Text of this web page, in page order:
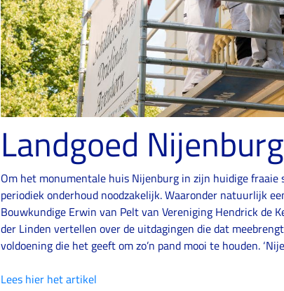
Landgoed Nijenburg
Om het monumentale huis Nijenburg in zijn huidige fraaie
periodiek onderhoud noodzakelijk. Waaronder natuurlijk
Bouwkundige Erwin van Pelt van Vereniging Hendrick de
der Linden vertellen over de uitdagingen die dat
voldoening die het geeft om zo’n pand mooi te houden.
​Lees hier het artikel